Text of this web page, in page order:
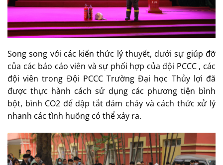
Song song với các kiến thức lý thuyết, dưới sự giúp đỡ
của các báo cáo viên và sự phối hợp của đội PCCC , các
đội viên trong Đội PCCC Trường Đại học Thủy lợi đã
được thực hành cách sử dụng các phương tiện bình
bột, bình CO2 để dập tắt đám cháy và cách thức xử lý
nhanh các tình huống có thể xảy ra.